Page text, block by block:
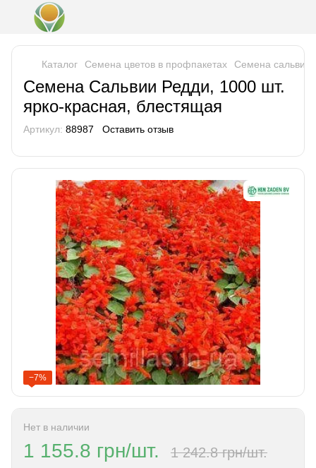
Каталог Семена цветов в профпакетах Семена сальвии
Семена Сальвии Редди, 1000 шт.
ярко-красная, блестящая
Артикул: 88987 Оставить отзыв
−7%
Нет в наличии
1 155.8 грн/шт. 1 242.8 грн/шт.